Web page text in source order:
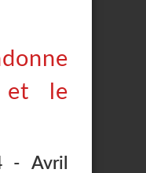
et le
- Avril